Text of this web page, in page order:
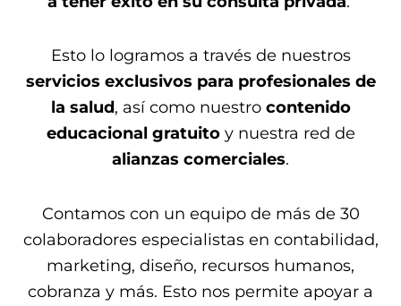
Esto lo logramos a través de nuestros
servicios exclusivos para profesionales de
la salud, así como nuestro contenido
educacional gratuitoy nuestra red de
alianzas comerciales.
Contamos con un equipo de más de 30
colaboradores especialistas en contabilidad,
marketing, diseño, recursos humanos,
cobranza y más. Esto nos permite apoyar a